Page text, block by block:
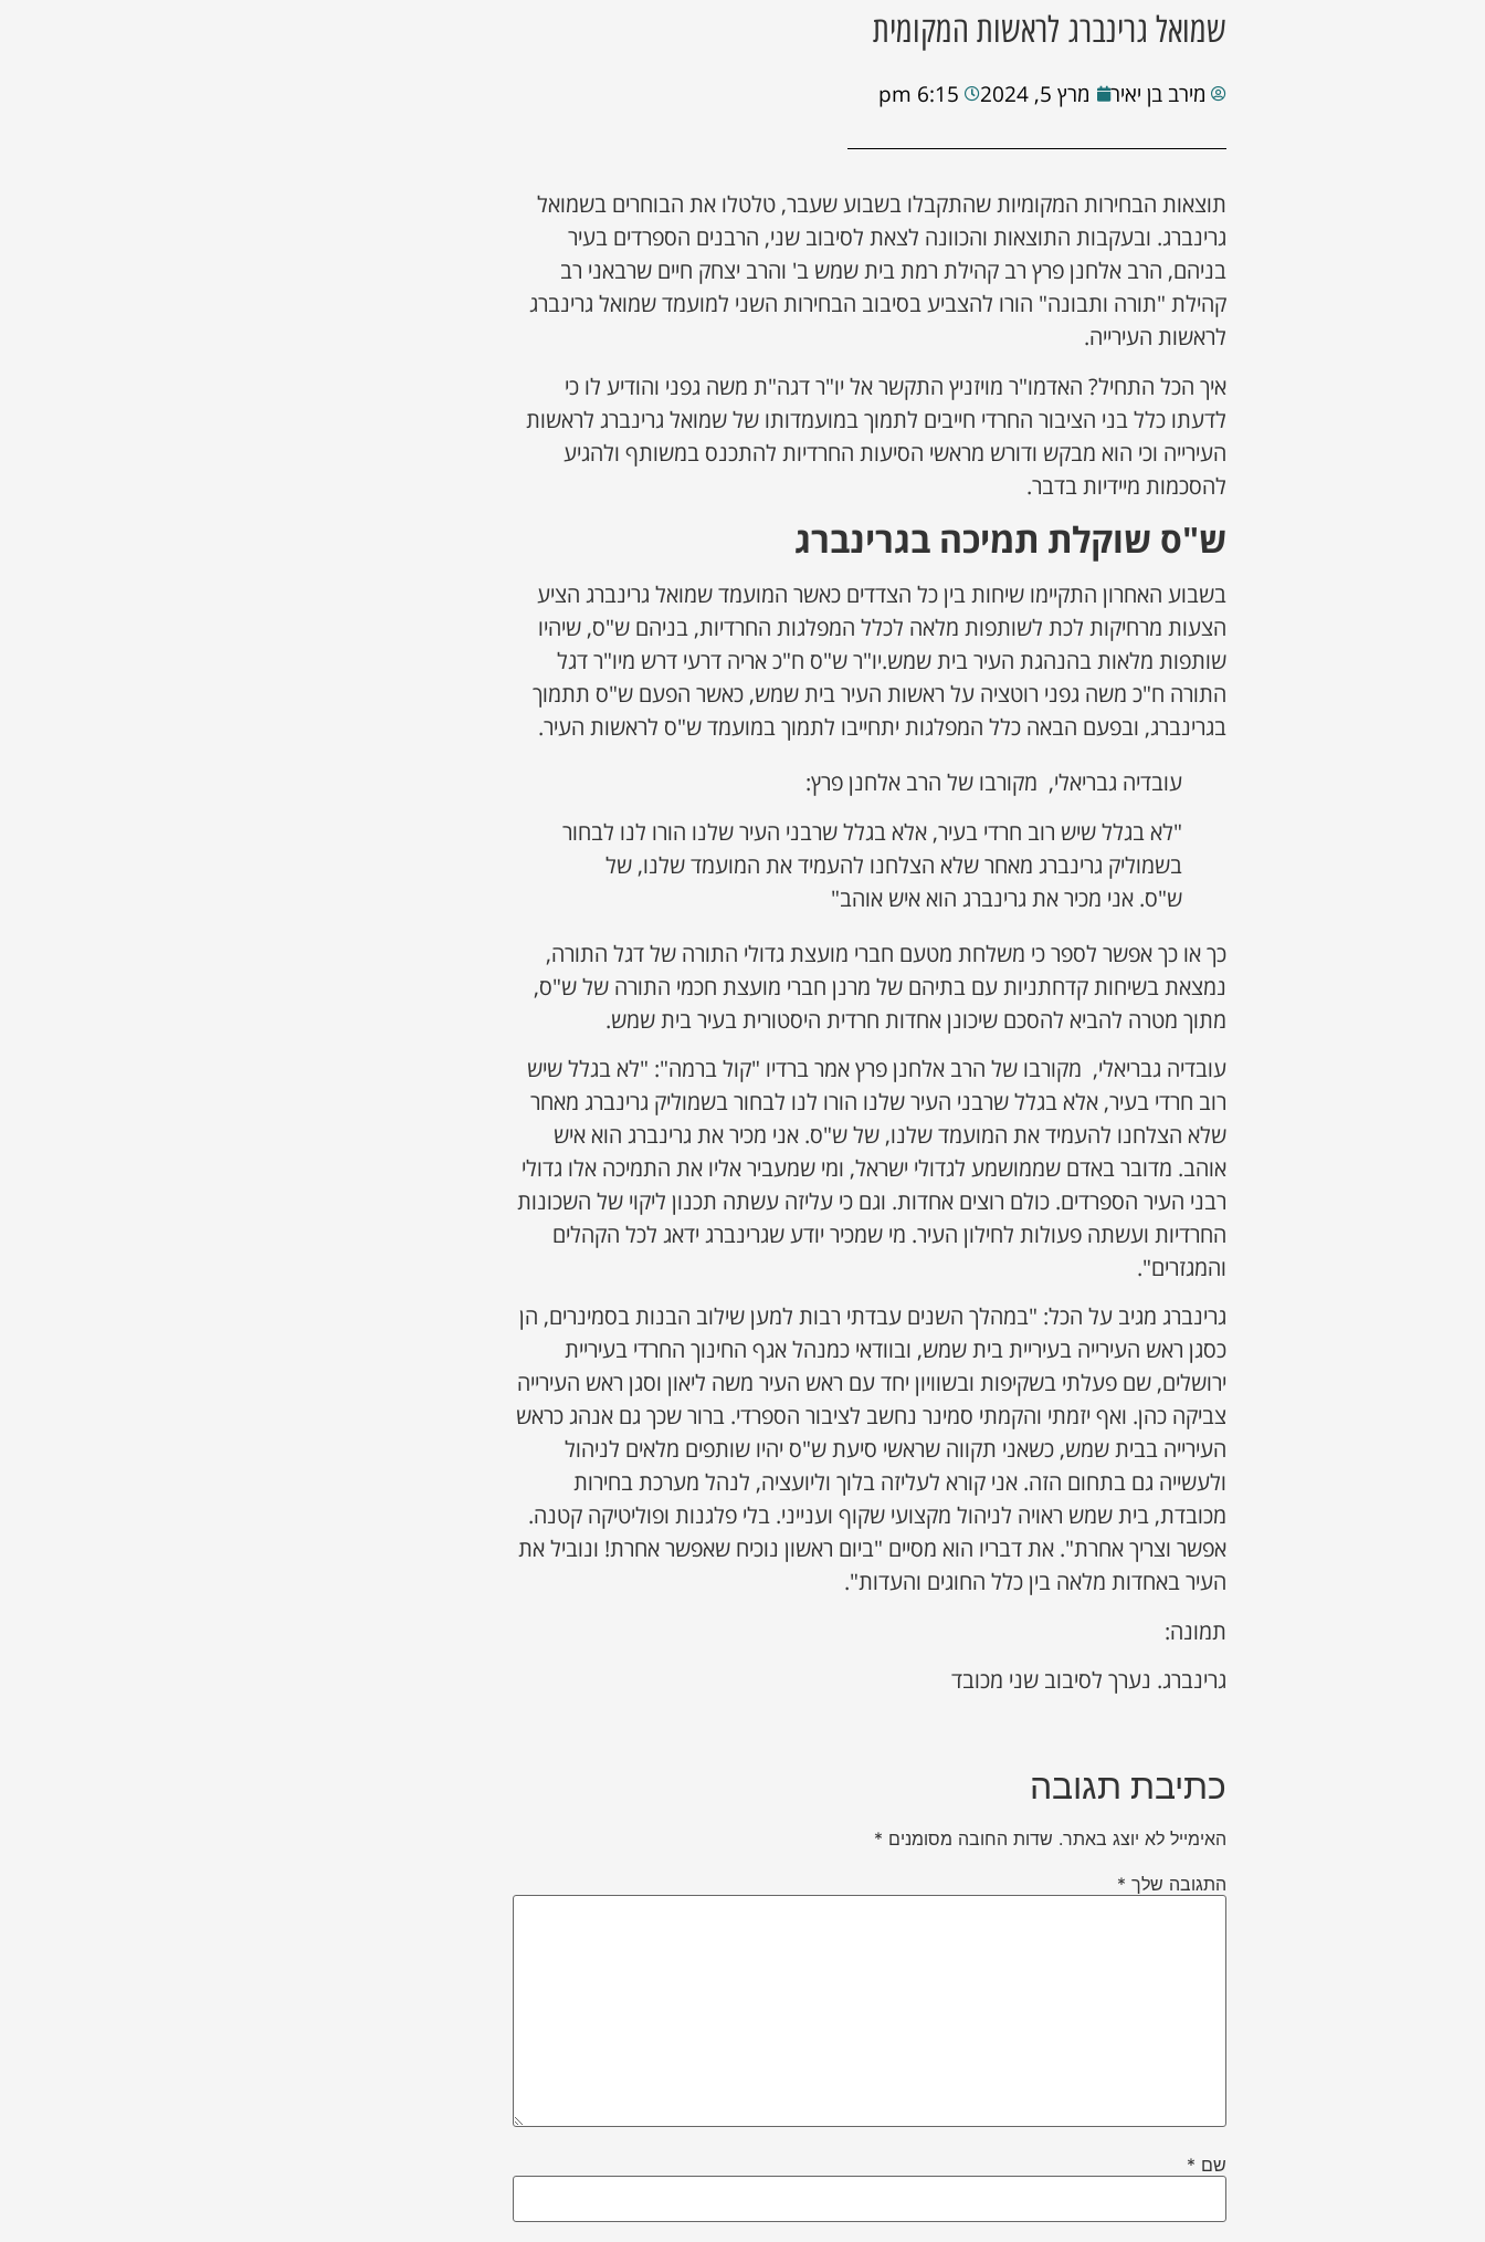
שמואל גרינברג לראשות המקומית
מירב בן יאיר מרץ 5, 2024 6:15 pm
תוצאות הבחירות המקומיות שהתקבלו בשבוע שעבר, טלטלו את הבוחרים בשמואל
גרינברג. ובעקבות התוצאות והכוונה לצאת לסיבוב שני, הרבנים הספרדים בעיר
בניהם, הרב אלחנן פרץ רב קהילת רמת בית שמש ב' והרב יצחק חיים שרבאני רב
קהילת "תורה ותבונה" הורו להצביע בסיבוב הבחירות השני למועמד שמואל גרינברג
לראשות העירייה.
איך הכל התחיל? האדמו"ר מויזניץ התקשר אל יו"ר דגה"ת משה גפני והודיע לו כי
לדעתו כלל בני הציבור החרדי חייבים לתמוך במועמדותו של שמואל גרינברג לראשות
העירייה וכי הוא מבקש ודורש מראשי הסיעות החרדיות להתכנס במשותף ולהגיע
להסכמות מיידיות בדבר.
ש"ס שוקלת תמיכה בגרינברג
בשבוע האחרון התקיימו שיחות בין כל הצדדים כאשר המועמד שמואל גרינברג הציע
הצעות מרחיקות לכת לשותפות מלאה לכלל המפלגות החרדיות, בניהם ש"ס, שיהיו
שותפות מלאות בהנהגת העיר בית שמש.יו"ר ש"ס ח"כ אריה דרעי דרש מיו"ר דגל
התורה ח"כ משה גפני רוטציה על ראשות העיר בית שמש, כאשר הפעם ש"ס תתמוך
בגרינברג, ובפעם הבאה כלל המפלגות יתחייבו לתמוך במועמד ש"ס לראשות העיר.
עובדיה גבריאלי, מקורבו של הרב אלחנן פרץ:
"לא בגלל שיש רוב חרדי בעיר, אלא בגלל שרבני העיר שלנו הורו לנו לבחור
בשמוליק גרינברג מאחר שלא הצלחנו להעמיד את המועמד שלנו, של
ש"ס. אני מכיר את גרינברג הוא איש אוהב"
כך או כך אפשר לספר כי משלחת מטעם חברי מועצת גדולי התורה של דגל התורה,
נמצאת בשיחות קדחתניות עם בתיהם של מרנן חברי מועצת חכמי התורה של ש"ס,
מתוך מטרה להביא להסכם שיכונן אחדות חרדית היסטורית בעיר בית שמש.
עובדיה גבריאלי, מקורבו של הרב אלחנן פרץ אמר ברדיו "קול ברמה": "לא בגלל שיש
רוב חרדי בעיר, אלא בגלל שרבני העיר שלנו הורו לנו לבחור בשמוליק גרינברג מאחר
שלא הצלחנו להעמיד את המועמד שלנו, של ש"ס. אני מכיר את גרינברג הוא איש
אוהב. מדובר באדם שממושמע לגדולי ישראל, ומי שמעביר אליו את התמיכה אלו גדולי
רבני העיר הספרדים. כולם רוצים אחדות. וגם כי עליזה עשתה תכנון ליקוי של השכונות
החרדיות ועשתה פעולות לחילון העיר. מי שמכיר יודע שגרינברג ידאג לכל הקהלים
והמגזרים".
גרינברג מגיב על הכל: "במהלך השנים עבדתי רבות למען שילוב הבנות בסמינרים, הן
כסגן ראש העירייה בעיריית בית שמש, ובוודאי כמנהל אגף החינוך החרדי בעיריית
ירושלים, שם פעלתי בשקיפות ובשוויון יחד עם ראש העיר משה ליאון וסגן ראש העירייה
צביקה כהן. ואף יזמתי והקמתי סמינר נחשב לציבור הספרדי. ברור שכך גם אנהג כראש
העירייה בבית שמש, כשאני תקווה שראשי סיעת ש"ס יהיו שותפים מלאים לניהול
ולעשייה גם בתחום הזה. אני קורא לעליזה בלוך וליועציה, לנהל מערכת בחירות
מכובדת, בית שמש ראויה לניהול מקצועי שקוף וענייני. בלי פלגנות ופוליטיקה קטנה.
אפשר וצריך אחרת". את דבריו הוא מסיים "ביום ראשון נוכיח שאפשר אחרת! ונוביל את
העיר באחדות מלאה בין כלל החוגים והעדות".
תמונה:
גרינברג. נערך לסיבוב שני מכובד
כתיבת תגובה
האימייל לא יוצג באתר. שדות החובה מסומנים *
התגובה שלך *
שם *